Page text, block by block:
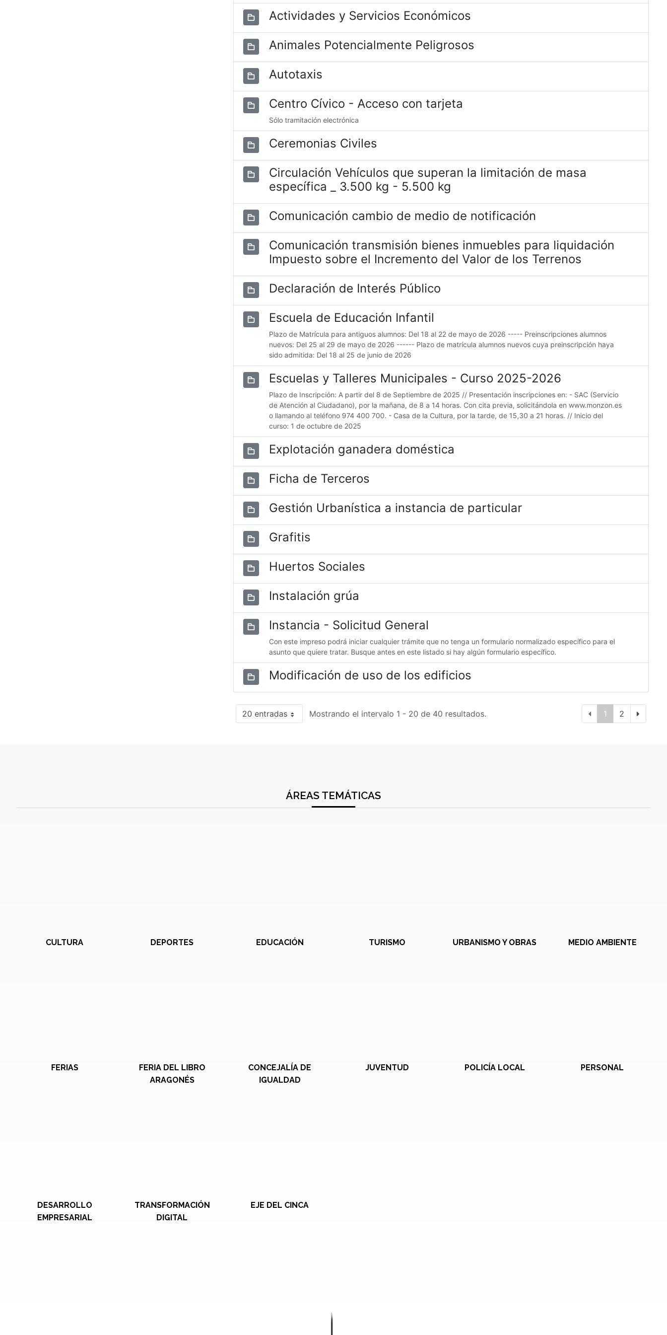
Actividades y Servicios Económicos
Animales Potencialmente Peligrosos
Autotaxis
Centro Cívico - Acceso con tarjeta
Sólo tramitación electrónica
Ceremonias Civiles
Circulación Vehículos que superan la limitación de masa
específica _ 3.500 kg - 5.500 kg
Comunicación cambio de medio de notificación
Comunicación transmisión bienes inmuebles para liquidación
Impuesto sobre el Incremento del Valor de los Terrenos
Declaración de Interés Público
Escuela de Educación Infantil
Plazo de Matrícula para antiguos alumnos: Del 18 al 22 de mayo de 2026 ----- Preinscripciones alumnos
nuevos: Del 25 al 29 de mayo de 2026 ------ Plazo de matrícula alumnos nuevos cuya preinscripción haya
sido admitida: Del 18 al 25 de junio de 2026
Escuelas y Talleres Municipales - Curso 2025-2026
Plazo de Inscripción: A partir del 8 de Septiembre de 2025 // Presentación inscripciones en: - SAC (Servicio
de Atención al Ciudadano), por la mañana, de 8 a 14 horas. Con cita previa, solicitándola en www.monzon.es
o llamando al teléfono 974 400 700. - Casa de la Cultura, por la tarde, de 15,30 a 21 horas. // Inicio del
curso: 1 de octubre de 2025
Explotación ganadera doméstica
Ficha de Terceros
Gestión Urbanística a instancia de particular
Grafitis
Huertos Sociales
Instalación grúa
Instancia - Solicitud General
Con este impreso podrá iniciar cualquier trámite que no tenga un formulario normalizado específico para el
asunto que quiere tratar. Busque antes en este listado si hay algún formulario específico.
Modificación de uso de los edificios
20 entradas Mostrando el intervalo 1 - 20 de 40 resultados. 1 2
ÁREAS TEMÁTICAS
CULTURA DEPORTES EDUCACIÓN TURISMO URBANISMO Y OBRAS MEDIO AMBIENTE
FERIAS
FERIA DEL LIBRO
ARAGONÉS
CONCEJALÍA DE
IGUALDAD
JUVENTUD POLICÍA LOCAL PERSONAL
DESARROLLO
EMPRESARIAL
TRANSFORMACIÓN
DIGITAL
EJE DEL CINCA